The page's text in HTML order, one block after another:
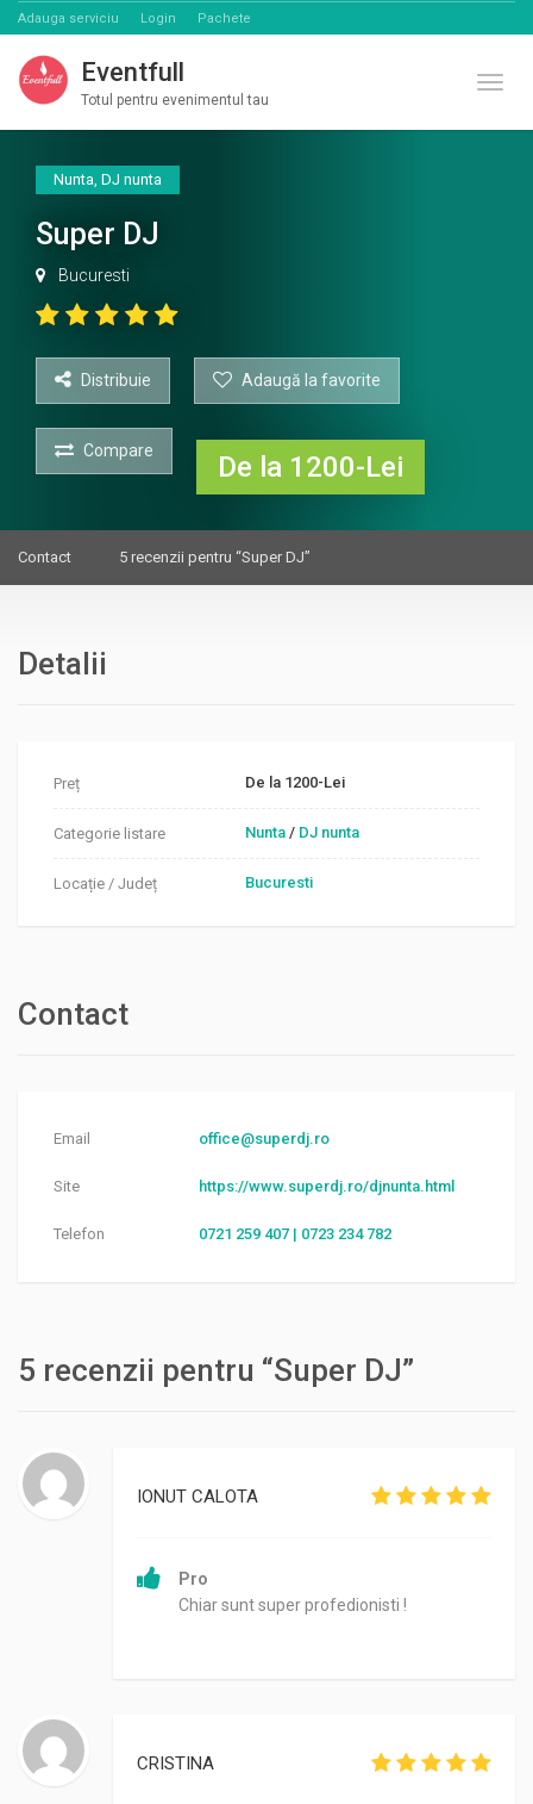
Adauga serviciu Login Pachete
Eventfull
Totul pentru evenimentul tau
Nunta, DJ nunta
Super DJ
Bucuresti
Distribuie Adaugă la favorite
Compare De la 1200-Lei
Contact 5 recenzii pentru “Super DJ”
Detalii
Preț De la 1200-Lei
Categorie listare Nunta / DJ nunta
Locație / Județ Bucuresti
Contact
Email office@superdj.ro
Site https://www.superdj.ro/djnunta.html
Telefon 0721 259 407 | 0723 234 782
5 recenzii pentru “Super DJ”
IONUT CALOTA
Pro
Chiar sunt super profedionisti !
CRISTINA